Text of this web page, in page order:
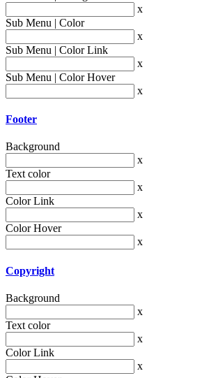
x
Sub Menu | Color
x
Sub Menu | Color Link
x
Sub Menu | Color Hover
x
Footer
Background
x
Text color
x
Color Link
x
Color Hover
x
Copyright
Background
x
Text color
x
Color Link
x